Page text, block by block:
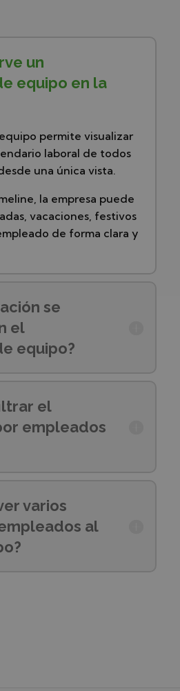
un
equipo en la
permite visualizar
laboral de todos
una única vista.
la empresa puede
vacaciones, festivos
de forma clara y
se
el
equipo?
el
empleados
varios
al